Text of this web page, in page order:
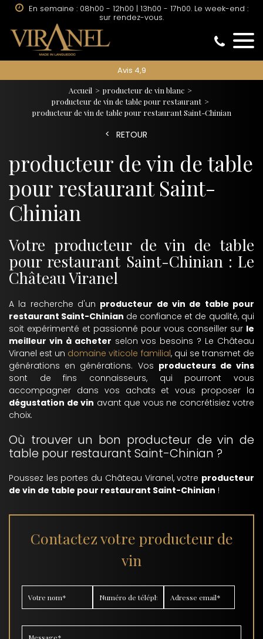
sur rendez-vous.
Avis 4,9
Accueil
producteur de vin blanc
producteur de vin de table pour restaurant
producteur de vin de table pour restaurant Saint-Chinian
RETOUR
producteur de vin de table
pour restaurant Saint-
Chinian
Votre producteur de vin de table
pour restaurant Saint-Chinian : Le
Château Viranel
A la recherche d'un producteur de vin de table pour
restaurant Saint-Chinian de confiance et de qualité, qui
soit expérimenté et passionné pour vous conseiller sur le
meilleur vin à acheter selon vos besoins ? Le Château
Viranel est un domaine viticole familial, qui se transmet de
générations en générations. Vos producteurs de vins
sont de fins connaisseurs, qui pourront vous
accompagner dans vos achats et vous proposer la
dégustation de vin avant que vous ne concrétisiez votre
choix.
Où trouver un bon producteur de vin de
table pour restaurant Saint-Chinian ?
Poussez les portes du Château Viranel, votre producteur
de vin de table pour restaurant Saint-Chinian !
Contactez votre producteur de
vin